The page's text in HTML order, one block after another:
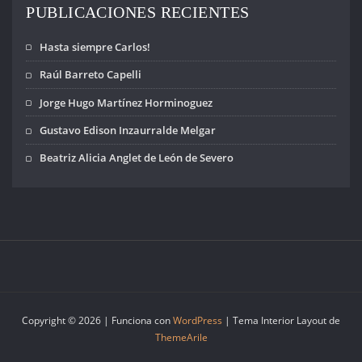
PUBLICACIONES RECIENTES
Hasta siempre Carlos!
Raúl Barreto Capelli
Jorge Hugo Martínez Horminoguez
Gustavo Edison Inzaurralde Melgar
Beatriz Alicia Anglet de León de Severo
Copyright © 2026 | Funciona conWordPress | Tema Interior Layout de
ThemeArile